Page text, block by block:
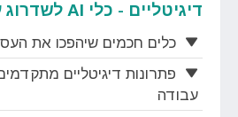
דיגיטליים - כלי AI לשדרוג עסקי יעיל
כלים חכמים שיהפכו את
פתרונות דיגיטליים
עבודה